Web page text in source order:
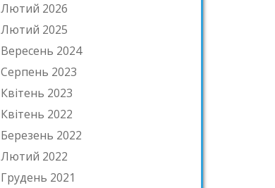
Лютий 2026
Лютий 2025
Вересень 2024
Серпень 2023
Квітень 2023
Квітень 2022
Березень 2022
Лютий 2022
Грудень 2021